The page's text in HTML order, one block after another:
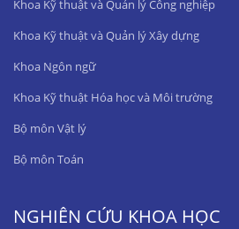
Khoa Kỹ thuật và Quản lý Công nghiệp
Khoa Kỹ thuật và Quản lý Xây dựng
Khoa Ngôn ngữ
Khoa Kỹ thuật Hóa học và Môi trường
Bộ môn Vật lý
Bộ môn Toán
NGHIÊN CỨU KHOA HỌC